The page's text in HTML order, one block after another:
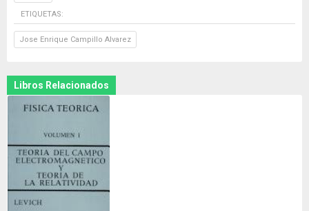
ETIQUETAS:
Jose Enrique Campillo Alvarez
Libros Relacionados